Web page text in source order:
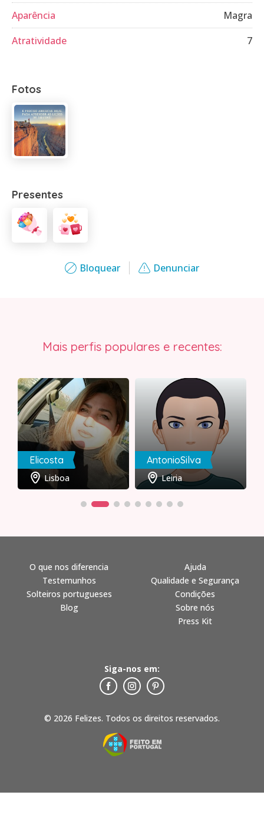
Bloquear Denunciar
Aparência
Magra
Atratividade
7
Fotos
Presentes
Mais perfis populares e recentes:
Elicosta
Lisboa
AntonioSilva
Leiria
© 2026 Felizes. Todos os direitos reservados.
O que nos diferencia
Testemunhos
Solteiros portugueses
Blog
Ajuda
Qualidade e Segurança
Condições
Sobre nós
Press Kit
Siga-nos em: